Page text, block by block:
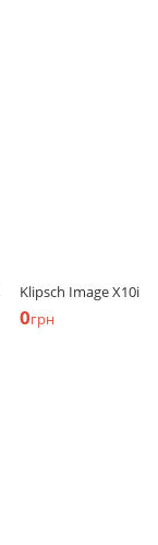
Klipsch Image X10i
0грн